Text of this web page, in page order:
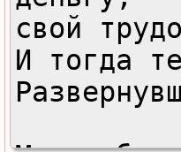
свой
И тогда